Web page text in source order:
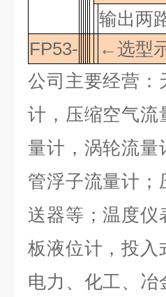
输出两
FP53-
←选型
公司主要经营：
计，压缩空气流
量计，涡轮流量
管浮子流量计
送器等；温度
板液位计，投入
电力、化工、